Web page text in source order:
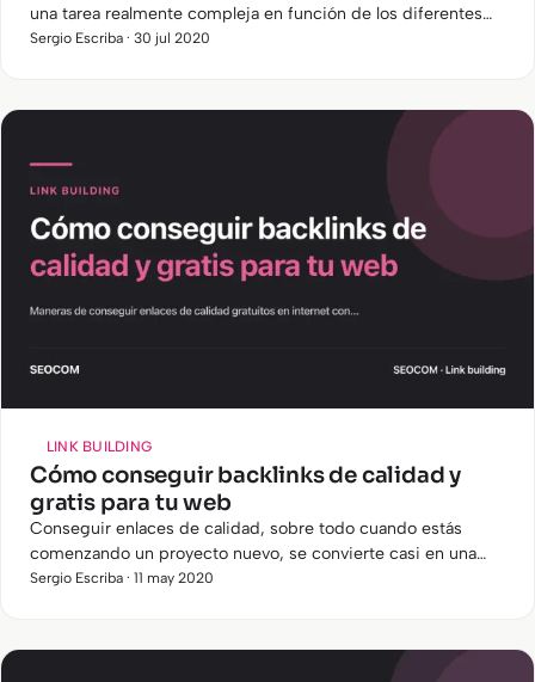
una tarea realmente compleja en función de los diferentes
escenarios en los que nos encontremos.
Sergio Escriba · 30 jul 2020
LINK BUILDING
Cómo conseguir backlinks de calidad y
gratis para tu web
Conseguir enlaces de calidad, sobre todo cuando estás
comenzando un proyecto nuevo, se convierte casi en una
obligación. Como ya sabéis, los enlaces son una parte muy
Sergio Escriba · 11 may 2020